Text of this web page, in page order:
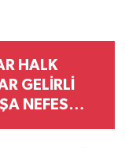
HALK
GELİRLİ
NEFES